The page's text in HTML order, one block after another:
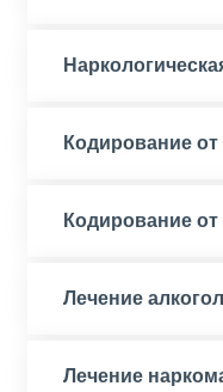
Кодирование
Кодирование
Лечение
Лечение